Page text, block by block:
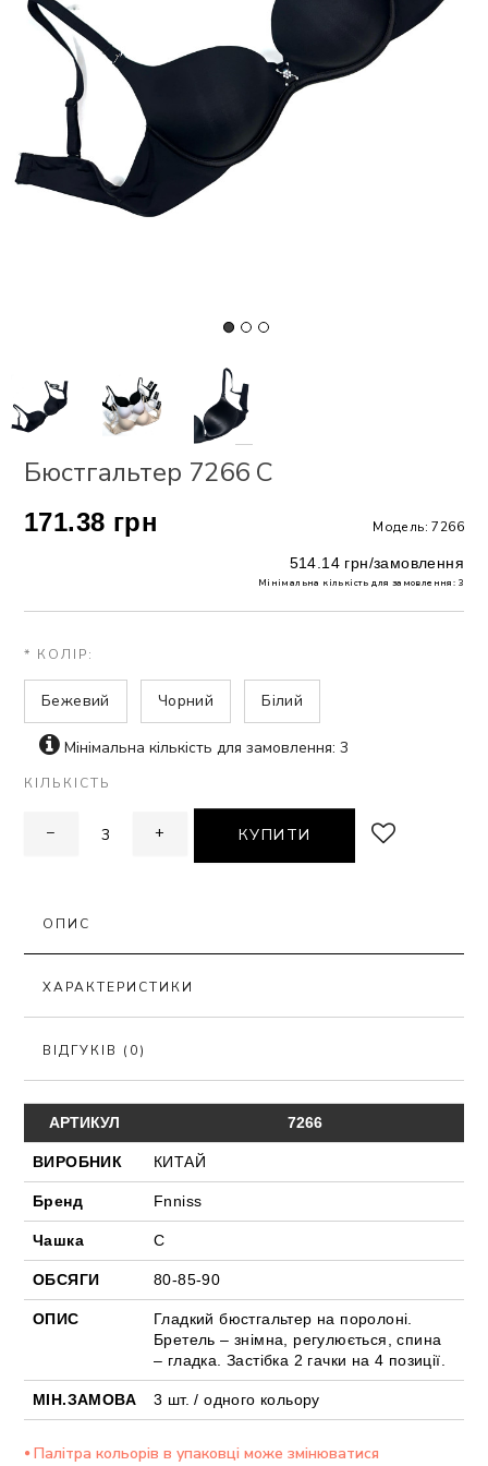
Бюстгальтер 7266 С
171.38 грн Модель: 7266
514.14 грн/замовлення
Мінімальна кількість для замовлення: 3
* КОЛІР:
Бежевий Чорний Білий
Мінімальна кількість для замовлення: 3
КІЛЬКІСТЬ
− + КУПИТИ
ОПИС
ХАРАКТЕРИСТИКИ
ВІДГУКІВ (0)
АРТИКУЛ 7266
ВИРОБНИК КИТАЙ
Бренд Fnniss
Чашка С
ОБСЯГИ 80-85-90
ОПИС
Гладкий бюстгальтер на поролоні.
Бретель – знімна, регулюється, спина
– гладка. Застібка 2 гачки на 4 позиції.
МІН.ЗАМОВА 3 шт. / одного кольору
⦁ Палітра кольорів в упаковці може змінюватися